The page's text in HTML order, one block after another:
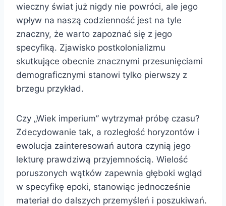
wieczny świat już nigdy nie powróci, ale jego
wpływ na naszą codzienność jest na tyle
znaczny, że warto zapoznać się z jego
specyfiką. Zjawisko postkolonializmu
skutkujące obecnie znacznymi przesunięciami
demograficznymi stanowi tylko pierwszy z
brzegu przykład.
Czy „Wiek imperium” wytrzymał próbę czasu?
Zdecydowanie tak, a rozległość horyzontów i
ewolucja zainteresowań autora czynią jego
lekturę prawdziwą przyjemnością. Wielość
poruszonych wątków zapewnia głęboki wgląd
w specyfikę epoki, stanowiąc jednocześnie
materiał do dalszych przemyśleń i poszukiwań.